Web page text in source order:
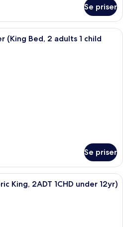
Se priser
Et hotelværelse med en seng, to
Bed, 2 adults 1 child
Se priser
Et hotelværelse med seng,
King, 2ADT 1CHD under 12yr)